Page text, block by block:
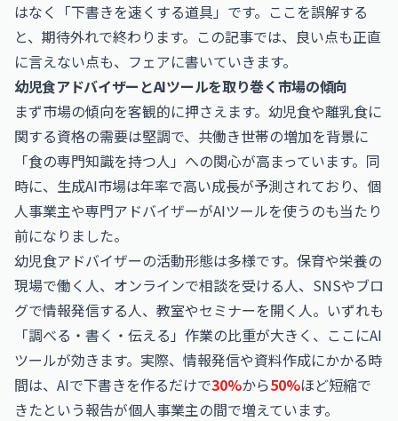
はなく「下書きを速くする道具」です。ここを誤解する
と、期待外れで終わります。この記事では、良い点も正直
に言えない点も、フェアに書いていきます。
幼児食アドバイザーとAIツールを取り巻く市場の傾向
まず市場の傾向を客観的に押さえます。幼児食や離乳食に
関する資格の需要は堅調で、共働き世帯の増加を背景に
「食の専門知識を持つ人」への関心が高まっています。同
時に、生成AI市場は年率で高い成長が予測されており、個
人事業主や専門アドバイザーがAIツールを使うのも当たり
前になりました。
幼児食アドバイザーの活動形態は多様です。保育や栄養の
現場で働く人、オンラインで相談を受ける人、SNSやブロ
グで情報発信する人、教室やセミナーを開く人。いずれも
「調べる・書く・伝える」作業の比重が大きく、ここにAI
ツールが効きます。実際、情報発信や資料作成にかかる時
間は、AIで下書きを作るだけで30%から50%ほど短縮で
きたという報告が個人事業主の間で増えています。